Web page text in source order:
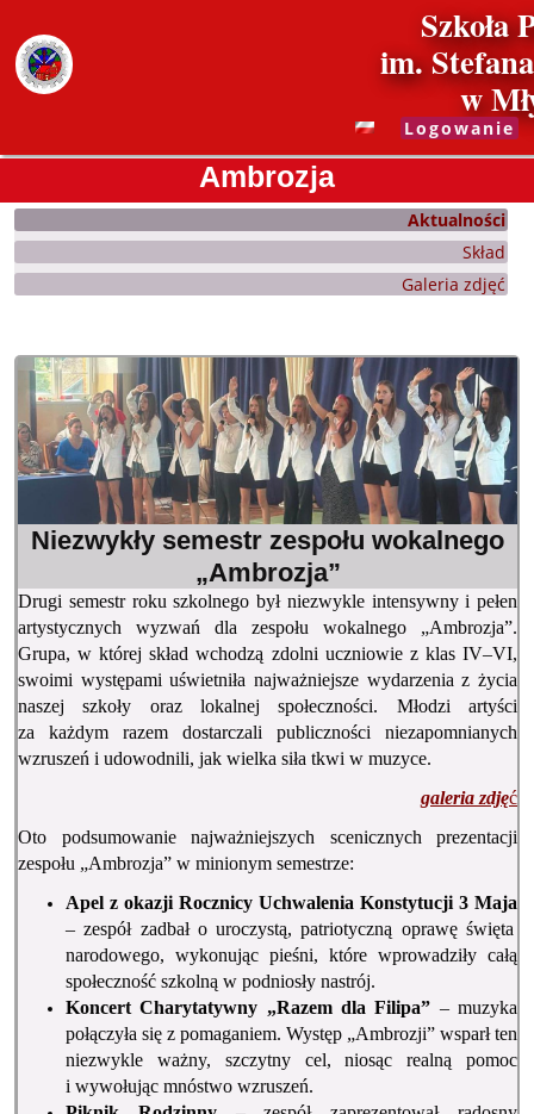
Szkoła
im.
w
Logowanie
Ambrozja
Ambrozja
Aktualności
Skład
Galeria zdjęć
Niezwykły semestr zespołu wokalnego
„Ambrozja”
Drugi semestr roku szkolnego był niezwykle intensywny i pełen
artystycznych wyzwań dla zespołu wokalnego „Ambrozja”.
Grupa, w której skład wchodzą zdolni uczniowie z klas IV–VI,
swoimi występami uświetniła najważniejsze wydarzenia z życia
naszej szkoły oraz lokalnej społeczności. Młodzi artyści
za każdym razem dostarczali publiczności niezapomnianych
wzruszeń i udowodnili, jak wielka siła tkwi w muzyce.
galeria zdjęć
Oto podsumowanie najważniejszych scenicznych prezentacji
zespołu „Ambrozja” w minionym semestrze:
Apel z okazji Rocznicy Uchwalenia Konstytucji 3 Maja
– zespół zadbał o uroczystą, patriotyczną oprawę święta
narodowego, wykonując pieśni, które wprowadziły całą
społeczność szkolną w podniosły nastrój.
Koncert Charytatywny „Razem dla Filipa” – muzyka
połączyła się z pomaganiem. Występ „Ambrozji” wsparł ten
niezwykle ważny, szczytny cel, niosąc realną pomoc
i wywołując mnóstwo wzruszeń.